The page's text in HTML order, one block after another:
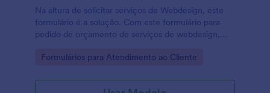
Na altura de solicitar serviços de Webdesign, este
formulário é a solução. Com este formulário para
pedido de orçamento de serviços de webdesign,
de domÍnio, que itens para a barra de navegação e
Go to Category:
Formulários para Atendimento ao Cliente